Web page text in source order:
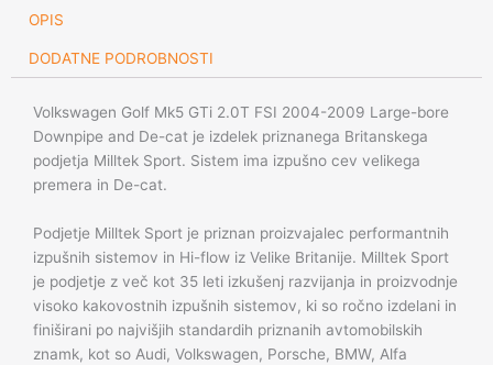
and
cat
OPIS
DODATNE PODROBNOSTI
Volkswagen Golf Mk5 GTi 2.0T FSI 2004-2009 Large-bore
Downpipe and De-cat je izdelek priznanega Britanskega
podjetja Milltek Sport. Sistem ima izpušno cev velikega
premera in De-cat.
Podjetje Milltek Sport je priznan proizvajalec performantnih
izpušnih sistemov in Hi-flow iz Velike Britanije. Milltek Sport
je podjetje z več kot 35 leti izkušenj razvijanja in proizvodnje
visoko kakovostnih izpušnih sistemov, ki so ročno izdelani in
finiširani po najvišjih standardih priznanih avtomobilskih
znamk, kot so Audi, Volkswagen, Porsche, BMW, Alfa